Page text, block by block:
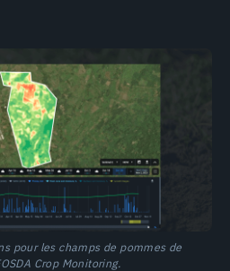
pour les champs de pommes de
Crop Monitoring.